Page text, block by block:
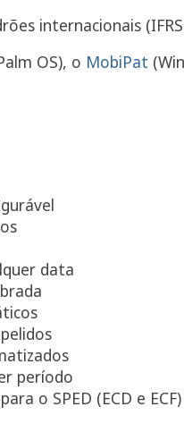
internacionais
OS), o MobiPat
data
período
o SPED (ECD e ECF)